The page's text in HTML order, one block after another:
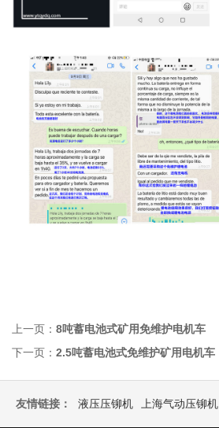
上一页： 8吨蓄电池式矿用免维护电机车
下一页： 2.5吨蓄电池式免维护矿用电机车
友情链接： 液压压铆机 上海气动压铆机